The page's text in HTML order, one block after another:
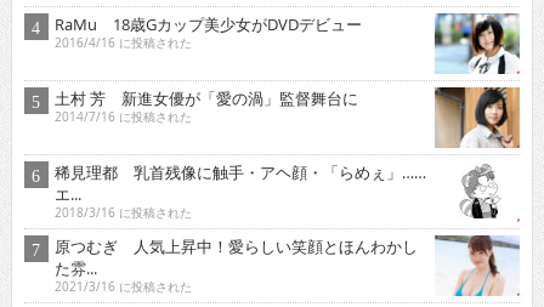
RaMu 18歳Gカップ美少女がDVDデビュー
2016/4/16 に投稿された
土村 芳 新進女優が「愛の渦」監督舞台に
2014/7/16 に投稿された
稀見理都 乳首残像に触手・アヘ顔・「らめぇ」……
エ...
2018/3/16 に投稿された
原つむぎ 人気上昇中！愛らしい笑顔とほんわかし
た雰...
2021/3/16 に投稿された